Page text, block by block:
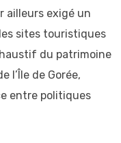
ailleurs exigé un
sites touristiques
du patrimoine
l’Île de Gorée,
entre politiques